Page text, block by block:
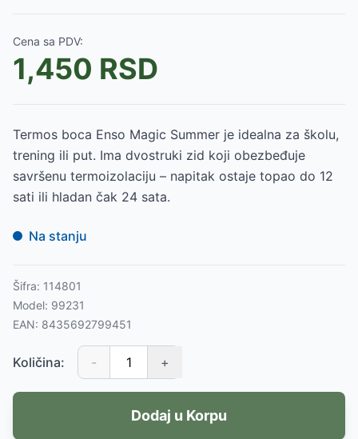
Cena sa PDV:
1,450 RSD
Termos boca Enso Magic Summer je idealna za školu,
trening ili put. Ima dvostruki zid koji obezbeđuje
savršenu termoizolaciju – napitak ostaje topao do 12
sati ili hladan čak 24 sata.
Na stanju
Šifra: 114801
Model: 99231
EAN: 8435692799451
Količina: - +
Dodaj u Korpu